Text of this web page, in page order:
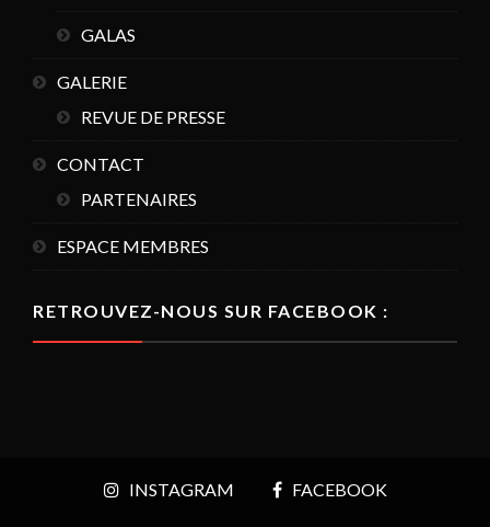
GALAS
GALERIE
REVUE DE PRESSE
CONTACT
PARTENAIRES
ESPACE MEMBRES
RETROUVEZ-NOUS SUR FACEBOOK :
INSTAGRAM FACEBOOK